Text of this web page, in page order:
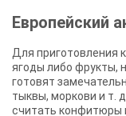
Европейский
Для приготовления
ягоды либо фрукты,
готовят
тыквы, моркови и т.
считать конфитюры